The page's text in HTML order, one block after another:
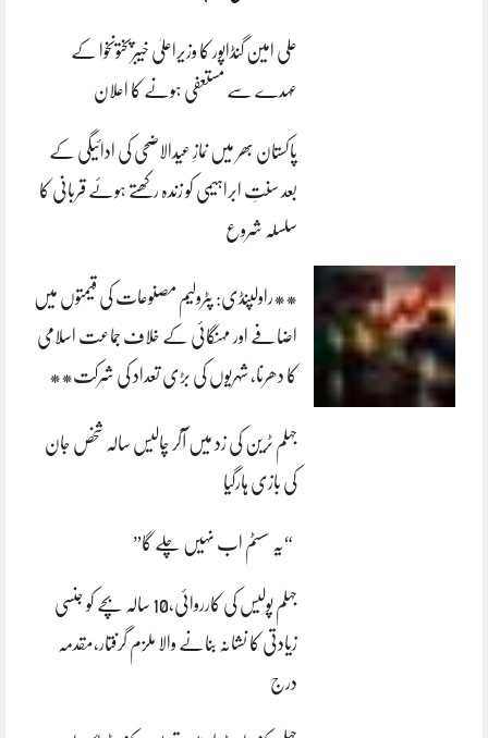
علی امین گنڈاپور کا وزیراعلیٰ خیبرپختونخوا کے
عہدے سے مستعفی ہونے کا اعلان
پاکستان بھر میں نمازِ عیدالاضحی کی ادائیگی کے
بعد سنتِ ابراہیمی کو زندہ رکھتے ہوئے قربانی کا
سلسلہ شروع
**راولپنڈی: پٹرولیم مصنوعات کی قیمتوں میں
اضافے اور مہنگائی کے خلاف جماعت اسلامی
کا دھرنا، شہریوں کی بڑی تعداد کی شرکت**
جہلم ٹرین کی زد میں آکر چالیس سالہ شخص جان
کی بازی ہارگیا
“یہ سسٹم اب نہیں چلے گا”
جہلم پولیس کی کارروائی،10 سالہ بچے کو جنسی
زیادتی کا نشانہ بنانے والا ملزم گرفتار،مقدمہ
درج